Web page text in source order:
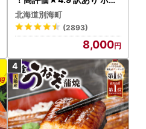
テ 400g（ほたて 帆立 貝柱
冷凍 ）
北海道別海町
(2893)
8,000